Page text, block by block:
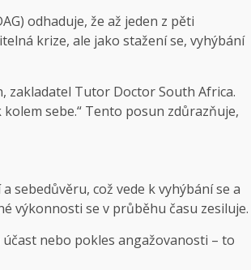
odhaduje, že až jeden z pěti
krize, ale jako stažení se, vyhýbání
zakladatel Tutor Doctor South Africa.
sebe.“ Tento posun zdůrazňuje,
sebedůvěru, což vede k vyhýbání se a
výkonnosti se v průběhu času zesiluje.
nebo pokles angažovanosti – to